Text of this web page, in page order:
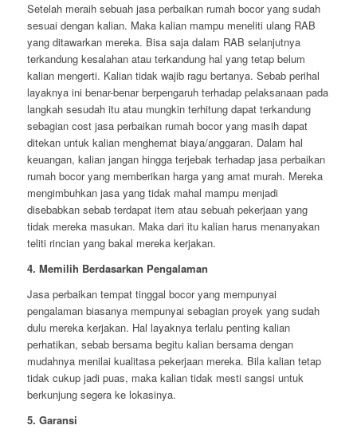
Setelah meraih sebuah jasa perbaikan rumah bocor yang sudah
sesuai dengan kalian. Maka kalian mampu meneliti ulang RAB
yang ditawarkan mereka. Bisa saja dalam RAB selanjutnya
terkandung kesalahan atau terkandung hal yang tetap belum
kalian mengerti. Kalian tidak wajib ragu bertanya. Sebab perihal
layaknya ini benar-benar berpengaruh terhadap pelaksanaan pada
langkah sesudah itu atau mungkin terhitung dapat terkandung
sebagian cost jasa perbaikan rumah bocor yang masih dapat
ditekan untuk kalian menghemat biaya/anggaran. Dalam hal
keuangan, kalian jangan hingga terjebak terhadap jasa perbaikan
rumah bocor yang memberikan harga yang amat murah. Mereka
mengimbuhkan jasa yang tidak mahal mampu menjadi
disebabkan sebab terdapat item atau sebuah pekerjaan yang
tidak mereka masukan. Maka dari itu kalian harus menanyakan
teliti rincian yang bakal mereka kerjakan.
4. Memilih Berdasarkan Pengalaman
Jasa perbaikan tempat tinggal bocor yang mempunyai
pengalaman biasanya mempunyai sebagian proyek yang sudah
dulu mereka kerjakan. Hal layaknya terlalu penting kalian
perhatikan, sebab bersama begitu kalian bersama dengan
mudahnya menilai kualitasa pekerjaan mereka. Bila kalian tetap
tidak cukup jadi puas, maka kalian tidak mesti sangsi untuk
berkunjung segera ke lokasinya.
5. Garansi